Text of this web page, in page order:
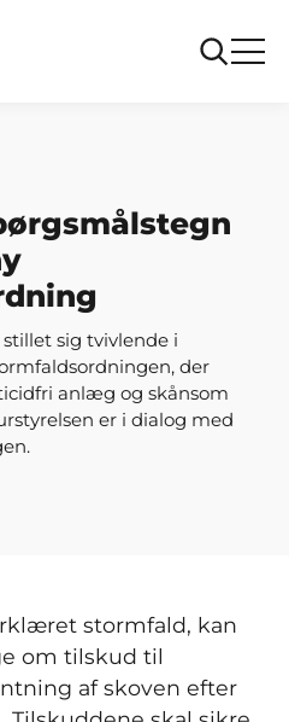
ved dele af ny
sig tvivlende i
der
anlæg og skånsom
er i dialog med
stormfald, kan
om tilskud til
af skoven efter